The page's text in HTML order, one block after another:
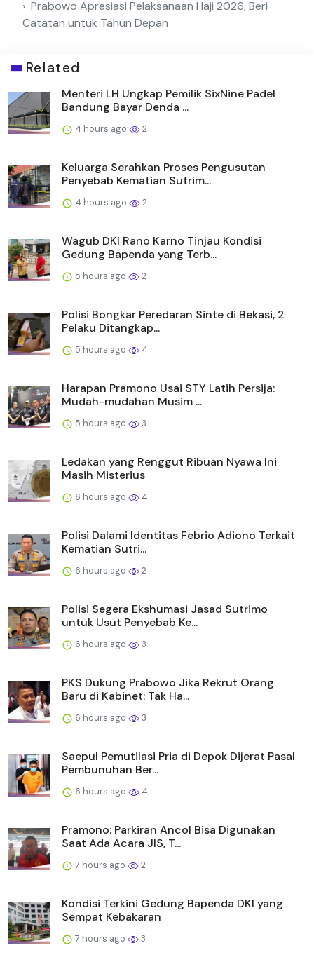
Prabowo Apresiasi Pelaksanaan Haji 2026, Beri
Catatan untuk Tahun Depan
Related
Menteri LH Ungkap Pemilik SixNine Padel
Bandung Bayar Denda ...
4 hours ago 2
Keluarga Serahkan Proses Pengusutan
Penyebab Kematian Sutrim...
4 hours ago 2
Wagub DKI Rano Karno Tinjau Kondisi
Gedung Bapenda yang Terb...
5 hours ago 2
Polisi Bongkar Peredaran Sinte di Bekasi, 2
Pelaku Ditangkap...
5 hours ago 4
Harapan Pramono Usai STY Latih Persija:
Mudah-mudahan Musim ...
5 hours ago 3
Ledakan yang Renggut Ribuan Nyawa Ini
Masih Misterius
6 hours ago 4
Polisi Dalami Identitas Febrio Adiono Terkait
Kematian Sutri...
6 hours ago 2
Polisi Segera Ekshumasi Jasad Sutrimo
untuk Usut Penyebab Ke...
6 hours ago 3
PKS Dukung Prabowo Jika Rekrut Orang
Baru di Kabinet: Tak Ha...
6 hours ago 3
Saepul Pemutilasi Pria di Depok Dijerat Pasal
Pembunuhan Ber...
6 hours ago 4
Pramono: Parkiran Ancol Bisa Digunakan
Saat Ada Acara JIS, T...
7 hours ago 2
Kondisi Terkini Gedung Bapenda DKI yang
Sempat Kebakaran
7 hours ago 3